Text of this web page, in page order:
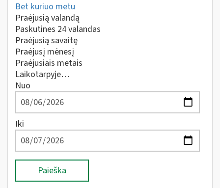
Bet kuriuo metu
Praėjusią valandą
Paskutines 24 valandas
Praėjusią savaitę
Praėjusį mėnesį
Praėjusiais metais
Laikotarpyje…
Nuo
Iki
Paieška